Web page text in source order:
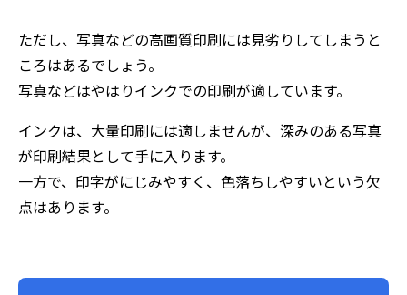
ただし、写真などの高画質印刷には見劣りしてしまうと
ころはあるでしょう。
写真などはやはりインクでの印刷が適しています。
インクは、大量印刷には適しませんが、深みのある写真
が印刷結果として手に入ります。
一方で、印字がにじみやすく、色落ちしやすいという欠
点はあります。